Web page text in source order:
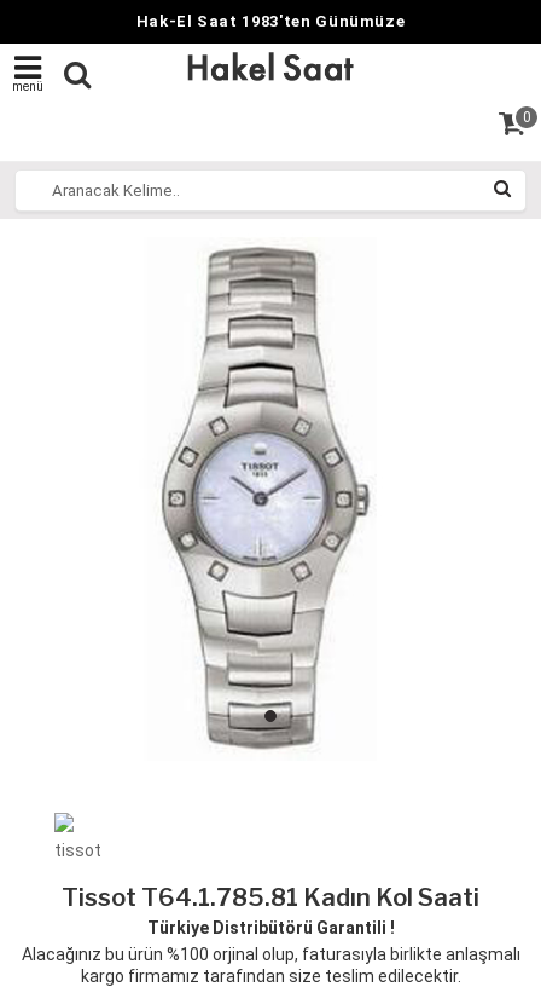
Hak-El Saat 1983'ten Günümüze
menü
0
Tissot T64.1.785.81 Kadın Kol Saati
Türkiye Distribütörü Garantili !
Alacağınız bu ürün %100 orjinal olup, faturasıyla birlikte anlaşmalı
kargo firmamız tarafından size teslim edilecektir.